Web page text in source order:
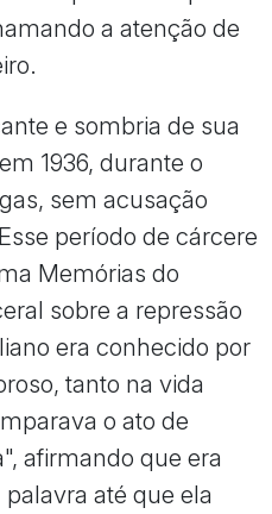
a atenção de
e sombria de sua
1936, durante o
sem acusação
período de cárcere
Memórias do
sobre a repressão
era conhecido por
tanto na vida
o ato de
afirmando que era
até que ela